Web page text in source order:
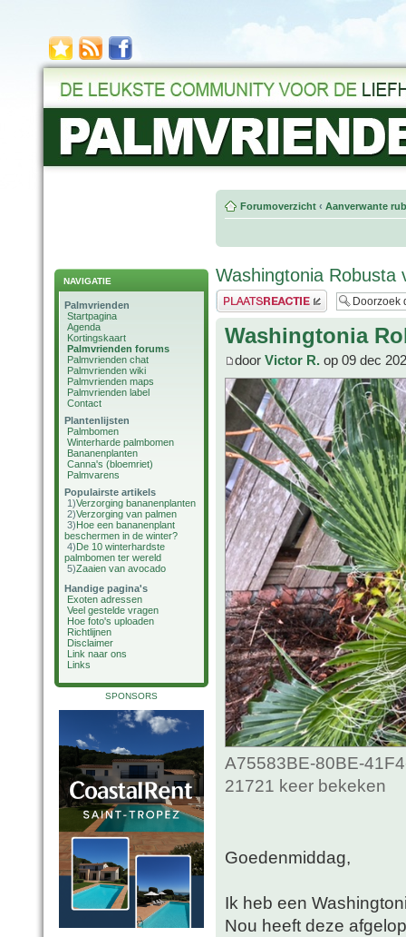
NAVIGATIE
Palmvrienden
Startpagina
Agenda
Kortingskaart
Palmvrienden forums
Palmvrienden chat
Palmvrienden wiki
Palmvrienden maps
Palmvrienden label
Contact
Plantenlijsten
Palmbomen
Winterharde palmbomen
Bananenplanten
Canna's (bloemriet)
Palmvarens
Populairste artikels
1)Verzorging bananenplanten
2)Verzorging van palmen
3)Hoe een bananenplant
beschermen in de winter?
4)De 10 winterhardste
palmbomen ter wereld
5)Zaaien van avocado
Handige pagina's
Exoten adressen
Veel gestelde vragen
Hoe foto's uploaden
Richtlijnen
Disclaimer
Link naar ons
Links
SPONSORS
Forumoverzicht ‹ Aanverwante
Washingtonia Robusta
Plaats een reactie
Washingtonia
door Victor R. op 09 dec
A75583BE-80BE-
21721 keer bekeken
Goedenmiddag,
Ik heb een
Nou heeft deze